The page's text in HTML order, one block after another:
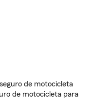
de motocicleta
de motocicleta para